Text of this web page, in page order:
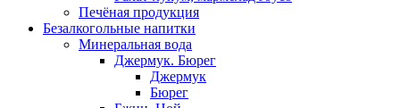
Печёная продукция
Безалкогольные напитки
Минеральная вода
Джермук. Бюрег
Джермук
Бюрег